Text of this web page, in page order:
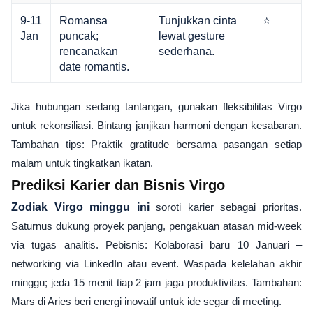
9-11
Jan
Romansa
puncak;
rencanakan
date romantis.
Tunjukkan cinta
lewat gesture
sederhana.
⭐
Jika hubungan sedang tantangan, gunakan fleksibilitas Virgo
untuk rekonsiliasi. Bintang janjikan harmoni dengan kesabaran.
Tambahan tips: Praktik gratitude bersama pasangan setiap
malam untuk tingkatkan ikatan.
Prediksi Karier dan Bisnis Virgo
Zodiak Virgo minggu inisoroti karier sebagai prioritas.
Saturnus dukung proyek panjang, pengakuan atasan mid-week
via tugas analitis. Pebisnis: Kolaborasi baru 10 Januari –
networking via LinkedIn atau event. Waspada kelelahan akhir
minggu; jeda 15 menit tiap 2 jam jaga produktivitas. Tambahan:
Mars di Aries beri energi inovatif untuk ide segar di meeting.